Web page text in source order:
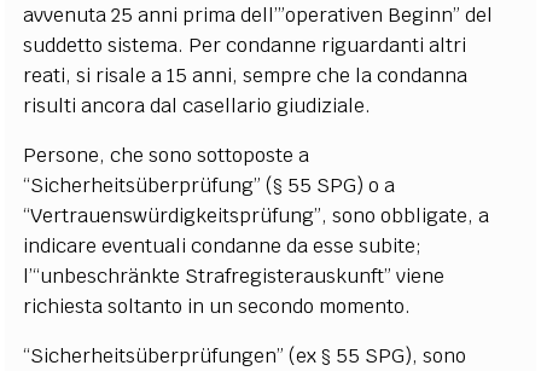
avvenuta 25 anni prima dell’”operativen Beginn” del
suddetto sistema. Per condanne riguardanti altri
reati, si risale a 15 anni, sempre che la condanna
risulti ancora dal casellario giudiziale.
Persone, che sono sottoposte a
“Sicherheitsüberprüfung” (§ 55 SPG) o a
“Vertrauenswürdigkeitsprüfung”, sono obbligate, a
indicare eventuali condanne da esse subite;
l’“unbeschränkte Strafregisterauskunft” viene
richiesta soltanto in un secondo momento.
“Sicherheitsüberprüfungen” (ex § 55 SPG), sono